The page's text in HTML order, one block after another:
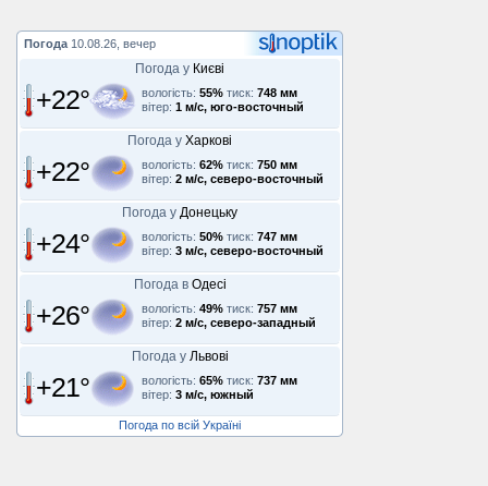
Погода 10.08.26, вечер
Погода у Києві
+22° вологість: 55% тиск: 748 мм
вітер: 1 м/с, юго-восточный
Погода у Харкові
+22° вологість: 62% тиск: 750 мм
вітер: 2 м/с, северо-восточный
Погода у Донецьку
+24° вологість: 50% тиск: 747 мм
вітер: 3 м/с, северо-восточный
Погода в Одесі
+26° вологість: 49% тиск: 757 мм
вітер: 2 м/с, северо-западный
Погода у Львові
+21° вологість: 65% тиск: 737 мм
вітер: 3 м/с, южный
Погода по всій Україні